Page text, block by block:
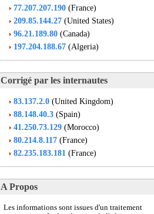
77.207.207.190 (France)
209.85.144.27 (United States)
96.21.189.80 (Canada)
197.204.188.67 (Algeria)
Corrigé par les internautes
83.137.2.0 (United Kingdom)
88.148.40.3 (Spain)
41.250.73.129 (Morocco)
80.214.8.117 (France)
82.235.183.181 (France)
A Propos
Les informations sont issues d'un traitement